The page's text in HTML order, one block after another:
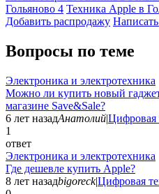
Гольяново 4 Техника Apple в
Добавить раcпродажу
Вопросы по теме
Электроника и электротехника
Можно ли купить новый
магазине Save&Sale?
6 лет назадАнатолий|Цифровая
1
ответ
Электроника и электротехника
Где дешевле купить Apple?
8 лет назадbigoreck|Цифровая